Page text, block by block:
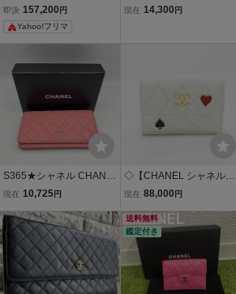
ール フラップ ウォレッ
ト ピンク おり財布 シ
即決 157,200 円
Yahoo!フリマ
トラッセ ラムスキン 二つ
現在 14,300 円
S365★シャネル CHANE
L 二つ折り財布 マトラッ
現在 10,725円
◇【CHANEL シャネル】
キャビアスキン マトラッ
レット AP3081 財布 ホワ
イト/ゴールド金具
現在 88,000 円
送料無料
鑑定付き